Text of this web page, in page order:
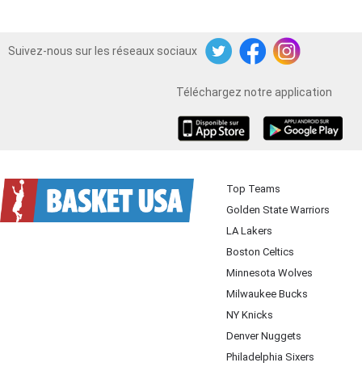
Suivez-nous sur les réseaux sociaux
TwitterFacebookInstagram
Téléchargez notre application
Top Teams
Golden State Warriors
LA Lakers
Boston Celtics
Minnesota Wolves
Milwaukee Bucks
NY Knicks
Denver Nuggets
Philadelphia Sixers